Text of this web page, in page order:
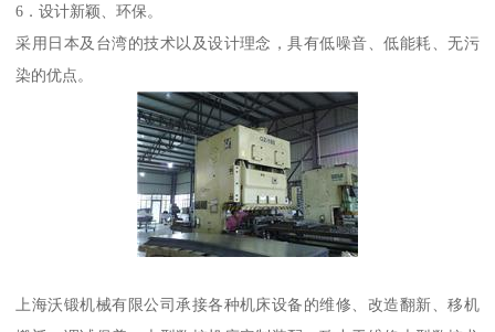
6．设计新颖、环保。
采用日本及台湾的技术以及设计理念，具有低噪音、低能耗、无污
染的优点。
上海沃锻机械有限公司承接各种机床设备的维修、改造翻新、移机